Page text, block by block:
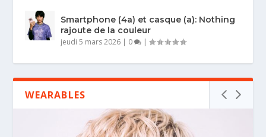
Smartphone (4a) et casque (a): Nothing
rajoute de la couleur
jeudi 5 mars 2026 | 0 |
WEARABLES